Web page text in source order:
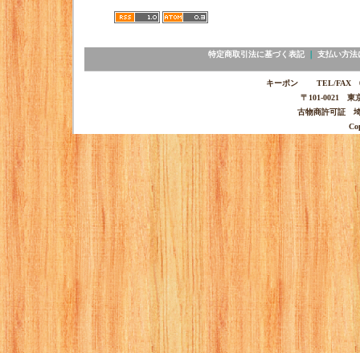
特定商取引法に基づく表記｜ 支払い方法
キーポン TEL/FAX
〒101-0021 東
古物商許可証